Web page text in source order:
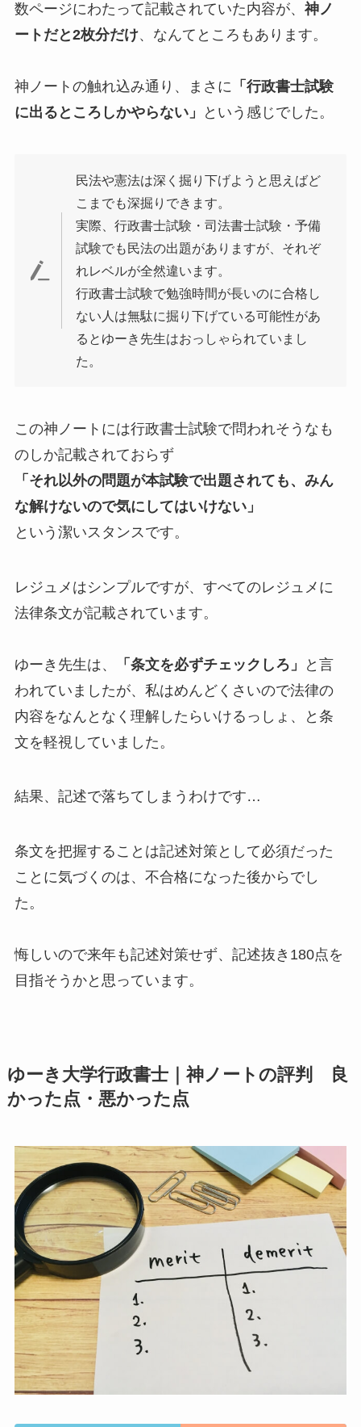
数ページにわたって記載されていた内容が、 神ノ
ートだと2枚分だけ、なんてところもあります。
神ノートの触れ込み通り、まさに 「行政書士試験
に出るところしかやらない」
という感じでした。
民法や憲法は深く掘り下げようと思えばど
こまでも深掘りできます。
実際、行政書士試験・司法書士試験・予備
試験でも民法の出題がありますが、それぞ
れレベルが全然違います。
行政書士試験で勉強時間が長いのに合格し
ない人は無駄に掘り下げている可能性があ
るとゆーき先生はおっしゃられていまし
た。
この神ノートには行政書士試験で問われそうなも
のしか記載されておらず
「それ以外の問題が本試験で出題されても、みん
な解けないので気にしてはいけない」
という潔いスタンスです。
レジュメはシンプルですが、すべてのレジュメに
法律条文が記載されています。
ゆーき先生は、 「条文を必ずチェックしろ」
と言
われていましたが、私はめんどくさいので法律の
内容をなんとなく理解したらいけるっしょ、と条
文を軽視していました。
結果、記述で落ちてしまうわけです…
条文を把握することは記述対策として必須だった
ことに気づくのは、不合格になった後からでし
た。
悔しいので来年も記述対策せず、記述抜き180点を
目指そうかと思っています。
ゆーき大学行政書士｜神ノートの評判 良
かった点・悪かった点